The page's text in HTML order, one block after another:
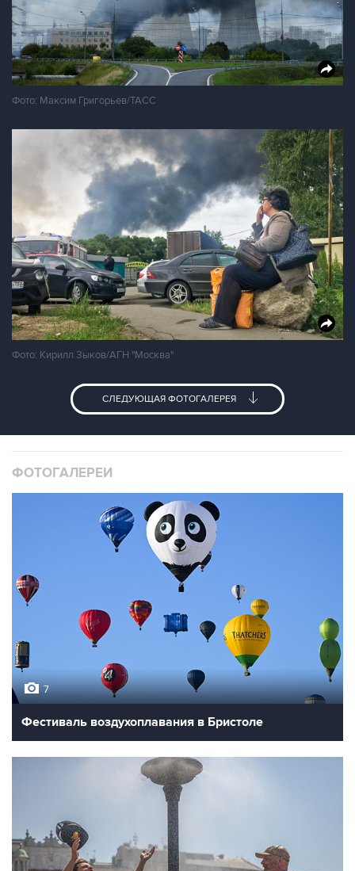
Фото: Максим Григорьев/ТАСС
Фото: Кирилл Зыков/АГН "Москва"
СЛЕДУЮЩАЯ ФОТОГАЛЕРЕЯ
ФОТОГАЛЕРЕИ
7
Фестиваль воздухоплавания в Бристоле